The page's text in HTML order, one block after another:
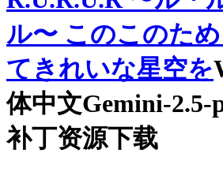
ル〜 このこのた
てきれいな星空を
体中文Gemini-
补丁资源下载